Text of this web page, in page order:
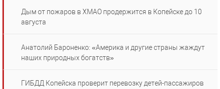
Дым от пожаров в ХМАО продержится в Копейске до 10
августа
Анатолий Бароненко: «Америка и другие страны жаждут
наших природных богатств»
ГИБДД Копейска проверит перевозку детей-пассажиров